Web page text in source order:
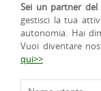
Sei un partner
gestisci la tua
autonomia. Hai
Vuoi diventare
qui>>